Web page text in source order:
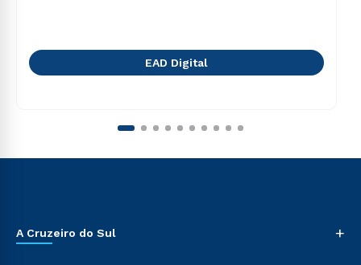
EAD Digital
A Cruzeiro do Sul +